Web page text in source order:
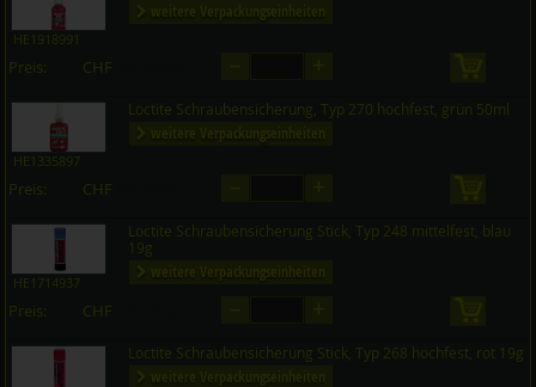
HE1918991
weitere Verpackungseinheiten
Preis: CHF
HE1335897
Loctite Schraubensicherung, Typ 270 hochfest, grün 50ml
weitere Verpackungseinheiten
Preis: CHF
HE1714937
Loctite Schraubensicherung Stick, Typ 248 mittelfest, blau
19g
weitere Verpackungseinheiten
Preis: CHF
Loctite Schraubensicherung Stick, Typ 268 hochfest, rot 19g
weitere Verpackungseinheiten